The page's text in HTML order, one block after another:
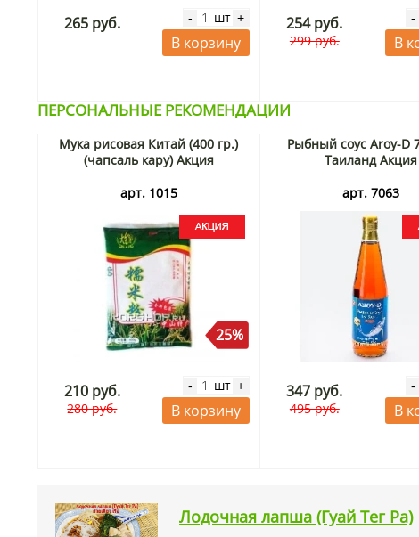
265 руб. - шт +
В корзину
254 руб.
299 руб.
-
В
ПЕРСОНАЛЬНЫЕ РЕКОМЕНДАЦИИ
Мука рисовая Китай (400 гр.)
(чапсаль кару) Акция
арт. 1015
25%
210 руб.
280 руб.
- шт +
В корзину
Рыбный соус Aroy-D
Таиланд Акция
арт. 7063
347 руб.
495 руб.
-
В
Лодочная лапша (Гуай Тег Ра)